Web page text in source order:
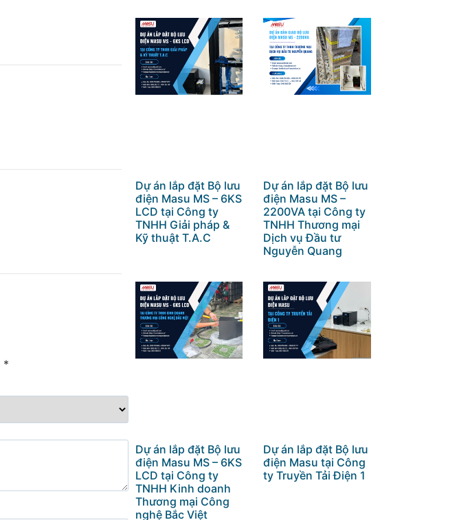
*
Dự án lắp đặt Bộ lưu
điện Masu MS – 6KS
LCD tại Công ty
TNHH Giải pháp &
Kỹ thuật T.A.C
Dự án lắp đặt Bộ lưu
điện Masu MS –
2200VA tại Công ty
TNHH Thương mại
Dịch vụ Đầu tư
Nguyễn Quang
Dự án lắp đặt Bộ lưu
điện Masu MS – 6KS
LCD tại Công ty
TNHH Kinh doanh
Thương mại Công
nghệ Bắc Việt
Dự án lắp đặt Bộ lưu
điện Masu tại Công
ty Truyền Tải Điện 1